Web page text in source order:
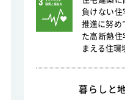
負けない
推進に努め
た高断熱
まえる住環
暮らしと